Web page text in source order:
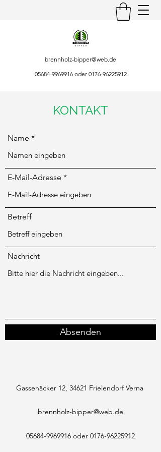
brennholz-bipper@web.de
05684-9969916oder 0176-96225912
KONTAKT
Name
E-Mail-Adresse
Betreff
Nachricht
Absenden
Gassenäcker 12, 34621 Frielendorf Verna
brennholz-bipper@web.de
05684-9969916 oder 0176-96225912